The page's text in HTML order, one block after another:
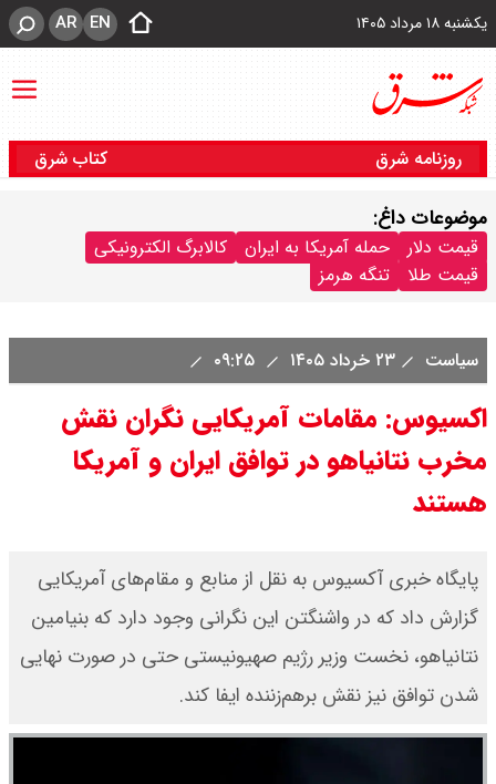
یکشنبه ۱۸ مرداد ۱۴۰۵ EN
AR
روزنامه شرق کتاب شرق
موضوعات داغ:
قیمت دلار حمله آمریکا به ایران
کالابرگ الکترونیکی
قیمت طلا
تنگه هرمز
سیاست ۲۳ خرداد ۱۴۰۵
اکسیوس: مقامات آمریکایی نگران نقش
مخرب نتانیاهو در توافق ایران و آمریکا
هستند
پایگاه خبری آکسیوس به نقل از منابع و مقام‌های آمریکایی
گزارش داد که در واشنگتن این نگرانی وجود دارد که بنیامین
نتانیاهو، نخست وزیر رژیم صهیونیستی حتی در صورت نهایی
شدن توافق نیز نقش برهم‌زننده ایفا کند.